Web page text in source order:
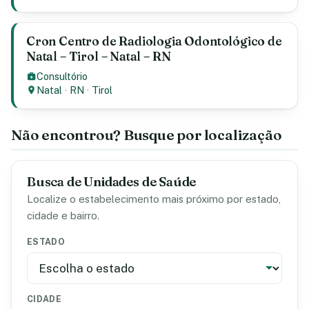
Cron Centro de Radiologia Odontológico de
Natal – Tirol – Natal – RN
Consultório
Natal · RN · Tirol
Não encontrou? Busque por localização
Busca de Unidades de Saúde
Localize o estabelecimento mais próximo por estado,
cidade e bairro.
ESTADO
CIDADE